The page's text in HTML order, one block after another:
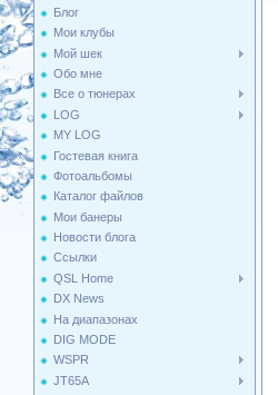
Блог
Мои клубы
Мой шек
Обо мне
Все о тюнерах
LOG
MY LOG
Гостевая книга
Фотоальбомы
Каталог файлов
Мои банеры
Новости блога
Ссылки
QSL Home
DX News
На диапазонах
DIG MODE
WSPR
JT65A